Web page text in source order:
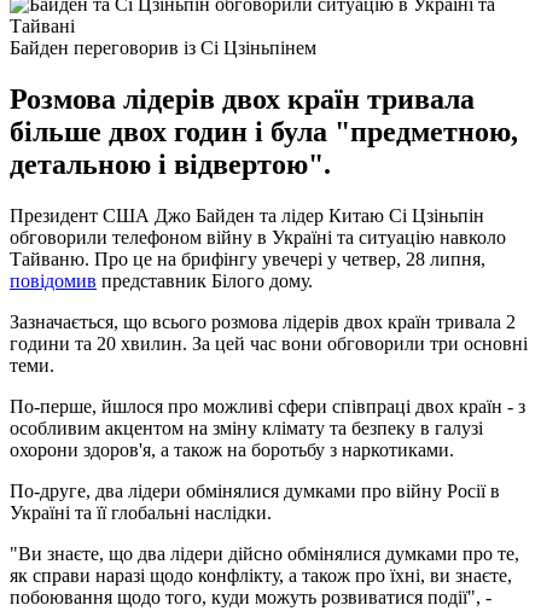
Байден переговорив із Сі Цзіньпінем
Розмова лідерів двох країн тривала
більше двох годин і була "предметною,
детальною і відвертою".
Президент США Джо Байден та лідер Китаю Сі Цзіньпін
обговорили телефоном війну в Україні та ситуацію навколо
Тайваню. Про це на брифінгу увечері у четвер, 28 липня,
повідомив представник Білого дому.
Зазначається, що всього розмова лідерів двох країн тривала 2
години та 20 хвилин. За цей час вони обговорили три основні
теми.
По-перше, йшлося про можливі сфери співпраці двох країн - з
особливим акцентом на зміну клімату та безпеку в галузі
охорони здоров'я, а також на боротьбу з наркотиками.
По-друге, два лідери обмінялися думками про війну Росії в
Україні та її глобальні наслідки.
"Ви знаєте, що два лідери дійсно обмінялися думками про те,
як справи наразі щодо конфлікту, а також про їхні, ви знаєте,
побоювання щодо того, куди можуть розвиватися події", -